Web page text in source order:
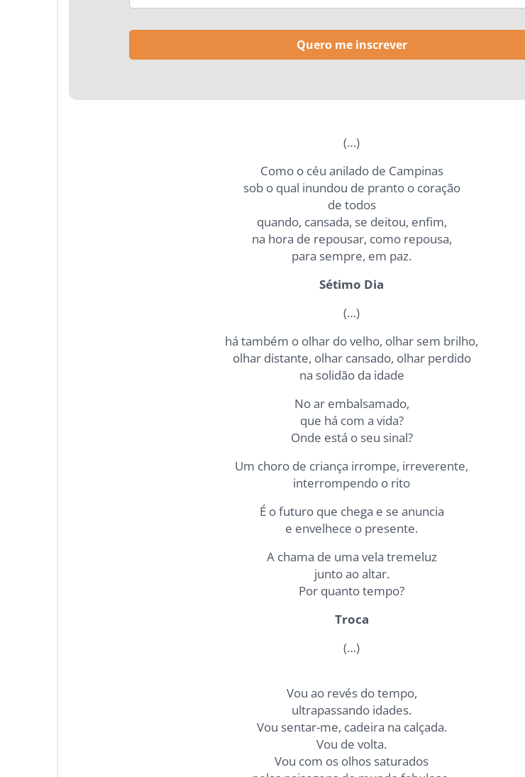
(…)
Como o céu anilado de Campinas
sob o qual inundou de pranto o coração
de todos
quando, cansada, se deitou, enfim,
na hora de repousar, como repousa,
para sempre, em paz.
Sétimo Dia
(…)
há também o olhar do velho, olhar sem brilho,
olhar distante, olhar cansado, olhar perdido
na solidão da idade
No ar embalsamado,
que há com a vida?
Onde está o seu sinal?
Um choro de criança irrompe, irreverente,
interrompendo o rito
É o futuro que chega e se anuncia
e envelhece o presente.
A chama de uma vela tremeluz
junto ao altar.
Por quanto tempo?
Troca
(…)
Vou ao revés do tempo,
ultrapassando idades.
Vou sentar-me, cadeira na calçada.
Vou de volta.
Vou com os olhos saturados